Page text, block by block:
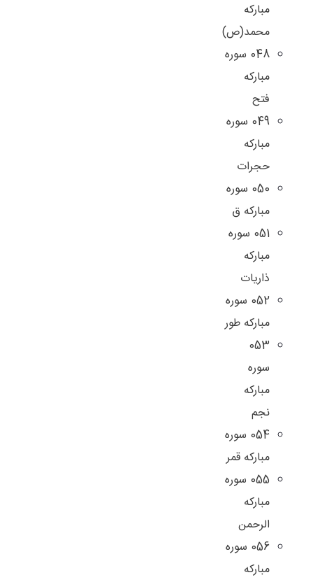
مباركه
محمد(ص)
048 سوره
مبارکه
فتح
049 سوره
مبارکه
حجرات
050 سوره
مبارکه ق
051 سوره
مبارکه
ذاریات
052 سوره
مبارکه طور
053
سوره
مبارکه
نجم
054 سوره
مبارکه قمر
055 سوره
مبارکه
الرحمن
056 سوره
مبارکه